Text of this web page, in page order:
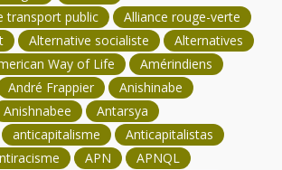
transport public
Alliance rouge-verte
Alternative socialiste
Alternatives
Way of Life
Amérindiens
André Frappier
Anishinabe
Anishnabee
Antarsya
anticapitalisme
Anticapitalistas
APN
APNQL